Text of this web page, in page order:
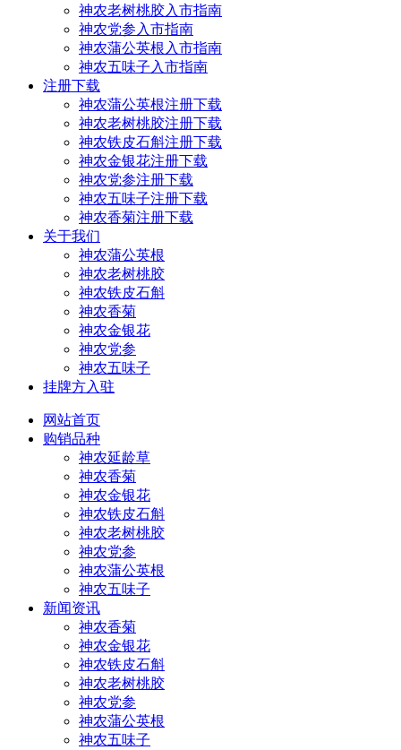
神农老树桃胶入市指南
神农党参入市指南
神农蒲公英根入市指南
神农五味子入市指南
注册下载
神农蒲公英根注册下载
神农老树桃胶注册下载
神农铁皮石斛注册下载
神农金银花注册下载
神农党参注册下载
神农五味子注册下载
神农香菊注册下载
关于我们
神农蒲公英根
神农老树桃胶
神农铁皮石斛
神农香菊
神农金银花
神农党参
神农五味子
挂牌方入驻
网站首页
购销品种
神农延龄草
神农香菊
神农金银花
神农铁皮石斛
神农老树桃胶
神农党参
神农蒲公英根
神农五味子
新闻资讯
神农香菊
神农金银花
神农铁皮石斛
神农老树桃胶
神农党参
神农蒲公英根
神农五味子